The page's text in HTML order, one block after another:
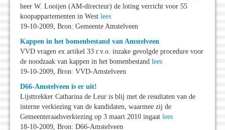
heer W. Looijen (AM-directeur) de loting verricht voor 55
koopappartementen in West lees
19-10-2009, Bron: Gemeente Amstelveen
Kappen in het bomenbestand van Amstelveen
VVD vragen ex artikel 33 r.v.o. inzake gevolgde procedure voor
de noodzaak van kappen in het bomenbestand lees
19-10-2009, Bron: VVD-Amstelveen
D66-Amstelveen is er uit!
Lijsttrekker Catharina de Leur is blij met de resultaten van de
interne verkiezing van de kandidaten, waarmee zij de
Gemeenteraadsverkiezing op 3 maart 2010 ingaat lees
18-10-2009, Bron: D66-Amstelveen